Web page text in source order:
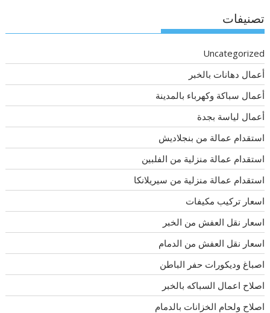
تصنيفات
Uncategorized
أعمال دهانات بالخبر
أعمال سباكة وكهرباء بالمدينة
أعمال لياسة بجدة
استقدام عمالة من بنجلاديش
استقدام عمالة منزلية من الفلبين
استقدام عمالة منزلية من سيريلانكا
اسعار تركيب مكيفات
اسعار نقل العفش من الخبر
اسعار نقل العفش من الدمام
اصباغ وديكورات حفر الباطن
اصلاح اعمال السباكه بالخبر
اصلاح ولحام الخزانات بالدمام